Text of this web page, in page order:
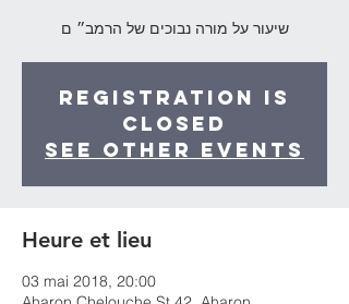
שיעור על מורה נבוכים של הרמב״ ם
Registration is
Closed
See other events
Heure et lieu
03 mai 2018, 20:00